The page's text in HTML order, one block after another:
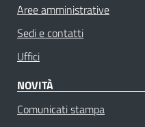
Aree amministrative
Sedi e contatti
Uffici
NOVITÀ
Comunicati stampa